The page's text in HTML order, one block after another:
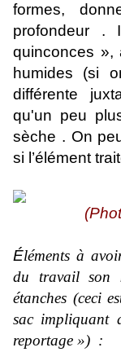
formes,
profondeur .
quinconces »,
humides (si
différente
qu'un peu
sèche . On
si l’élément
Éléments à
du travail son
étanches (ceci
sac impliquant
reportage ») :